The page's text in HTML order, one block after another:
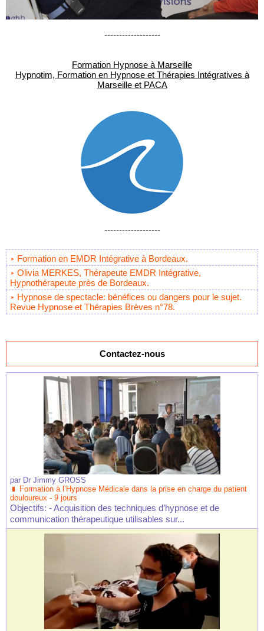
-------------------
Formation Hypnose à Marseille
Hypnotim, Formation en Hypnose et Thérapies Intégratives à
Marseille et PACA
-------------------
Formation en EMDR Intégrative à Bordeaux.
Olivia MERKES, Thérapeute EMDR Intégrative,
Hypnothérapeute près de Bordeaux.
Hypnose de spectacle: bénéfices ou dangers pour le sujet.
Revue Hypnose et Thérapies Brèves n°78.
Contactez-nous
par Dr Jimmy GROSS
Formation à l’Hypnose Médicale dans la prise en charge du patient
douloureux - 9 jours
Objectifs: - Acquisition des techniques d’hypnose et de
communication thérapeutique utilisables sur...